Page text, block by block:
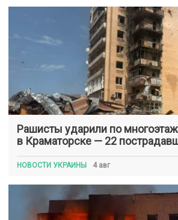
Рашисты ударили по
в Краматорске — 22
НОВОСТИ УКРАИНЫ 4 авг